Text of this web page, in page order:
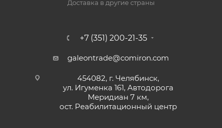
Доставка в другие страны
+7 (351) 200-21-35
galeontrade@comiron.com
454082, г. Челябинск,
ул. Игуменка 161, Автодорога
Меридиан 7 км,
ост. Реабилитационный центр